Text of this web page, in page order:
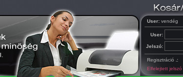
User: vendég
User:
Jelszó:
Regisztráció .:
Elfelejtett jelszó